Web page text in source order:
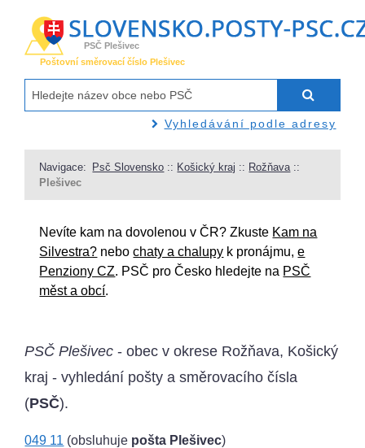
PSČ Plešivec
Poštovní směrovací číslo Plešivec
Vyhledávání podle adresy
Navigace: Psč Slovensko :: Košický kraj :: Rožňava ::
Plešivec
Nevíte kam na dovolenou v ČR? Zkuste Kam na
Silvestra? nebochaty a chalupy k pronájmu,e
Penziony CZ. PSČ pro Česko hledejte na PSČ
měst a obcí.
PSČ Plešivec - obec v okrese Rožňava, Košický
kraj - vyhledání pošty a směrovacího čísla
(PSČ).
049 11 (obsluhuje pošta Plešivec)